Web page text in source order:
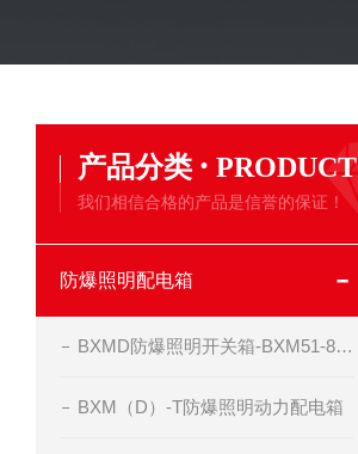
产品分类 · PRODUCT
我们相信合格的产品是信誉的保证！
防爆照明配电箱
BXMD防爆照明开关箱-BXM51-8-20K50现场照明箱
BXM（D）-T防爆照明动力配电箱